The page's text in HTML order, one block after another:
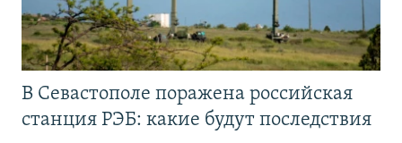
В Севастополе поражена российская
станция РЭБ: какие будут последствия